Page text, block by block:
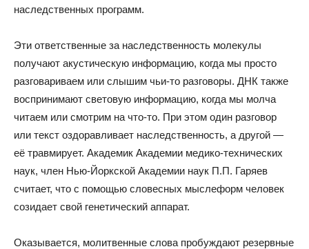
наследственных программ.
Эти ответственные за наследственность молекулы
получают акустическую информацию, когда мы просто
разговариваем или слышим чьи-то разговоры. ДНК также
воспринимают световую информацию, когда мы молча
читаем или смотрим на что-то. При этом один разговор
или текст оздоравливает наследственность, а другой —
её травмирует. Академик Академии медико-технических
наук, член Нью-Йоркской Академии наук П.П. Гаряев
считает, что с помощью словесных мыслеформ человек
созидает свой генетический аппарат.
Оказывается, молитвенные слова пробуждают резервные